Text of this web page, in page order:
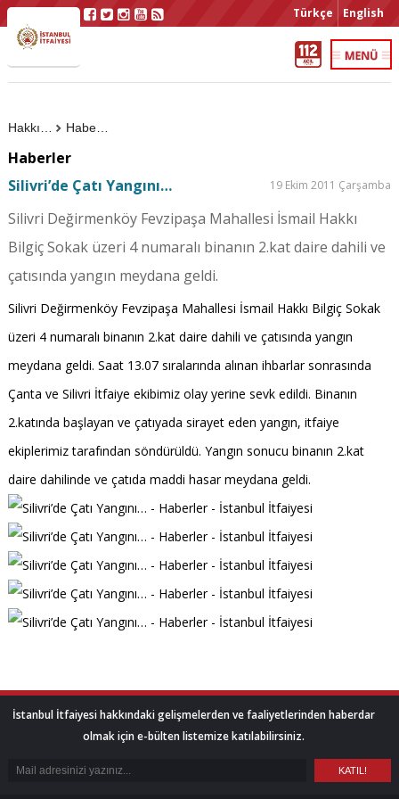
Türkçe English
Haberler
Haberler
Silivri’de Çatı Yangını…
19 Ekim 2011 Çarşamba
Silivri Değirmenköy Fevzipaşa Mahallesi İsmail Hakkı
Bilgiç Sokak üzeri 4 numaralı binanın 2.kat daire dahili ve
çatısında yangın meydana geldi.
Silivri Değirmenköy Fevzipaşa Mahallesi İsmail Hakkı Bilgiç Sokak
üzeri 4 numaralı binanın 2.kat daire dahili ve çatısında yangın
meydana geldi. Saat 13.07 sıralarında alınan ihbarlar sonrasında
Çanta ve Silivri İtfaiye ekibimiz olay yerine sevk edildi. Binanın
2.katında başlayan ve çatıyada sirayet eden yangın, itfaiye
ekiplerimiz tarafından söndürüldü. Yangın sonucu binanın 2.kat
daire dahilinde ve çatıda maddi hasar meydana geldi.
İstanbul İtfaiyesi hakkındaki gelişmelerden ve faaliyetlerinden haberdar
olmak için e-bülten listemize katılabilirsiniz.